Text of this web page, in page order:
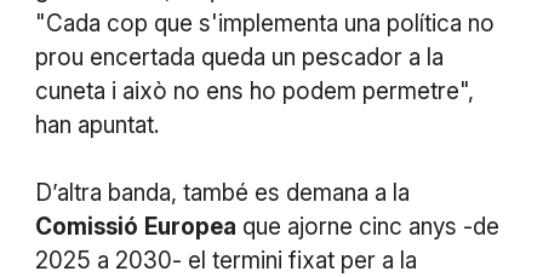
"Cada cop que s'implementa una política no
prou encertada queda un pescador a la
cuneta i això no ens ho podem permetre",
han apuntat.
D’altra banda, també es demana a la
Comissió Europea que ajorne cinc anys -de
2025 a 2030- el termini fixat per a la